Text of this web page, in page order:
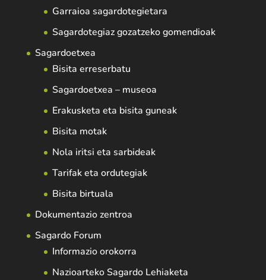
Garraioa sagardotegietara
Sagardotegiaz gozatzeko gomendioak
Sagardoetxea
Bisita erreserbatu
Sagardoetxea – museoa
Erakusketa eta bisita guneak
Bisita motak
Nola iritsi eta sarbideak
Tarifak eta ordutegiak
Bisita birtuala
Dokumentazio zentroa
Sagardo Forum
Informazio orokorra
Nazioarteko Sagardo Lehiaketa